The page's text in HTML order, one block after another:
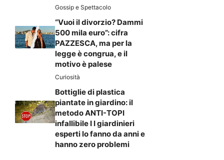
Gossip e Spettacolo
“Vuoi il divorzio? Dammi
500 mila euro”: cifra
PAZZESCA, ma per la
legge è congrua, e il
motivo è palese
Curiosità
Bottiglie di plastica
piantate in giardino: il
metodo ANTI-TOPI
infallibile I I giardinieri
esperti lo fanno da anni e
hanno zero problemi